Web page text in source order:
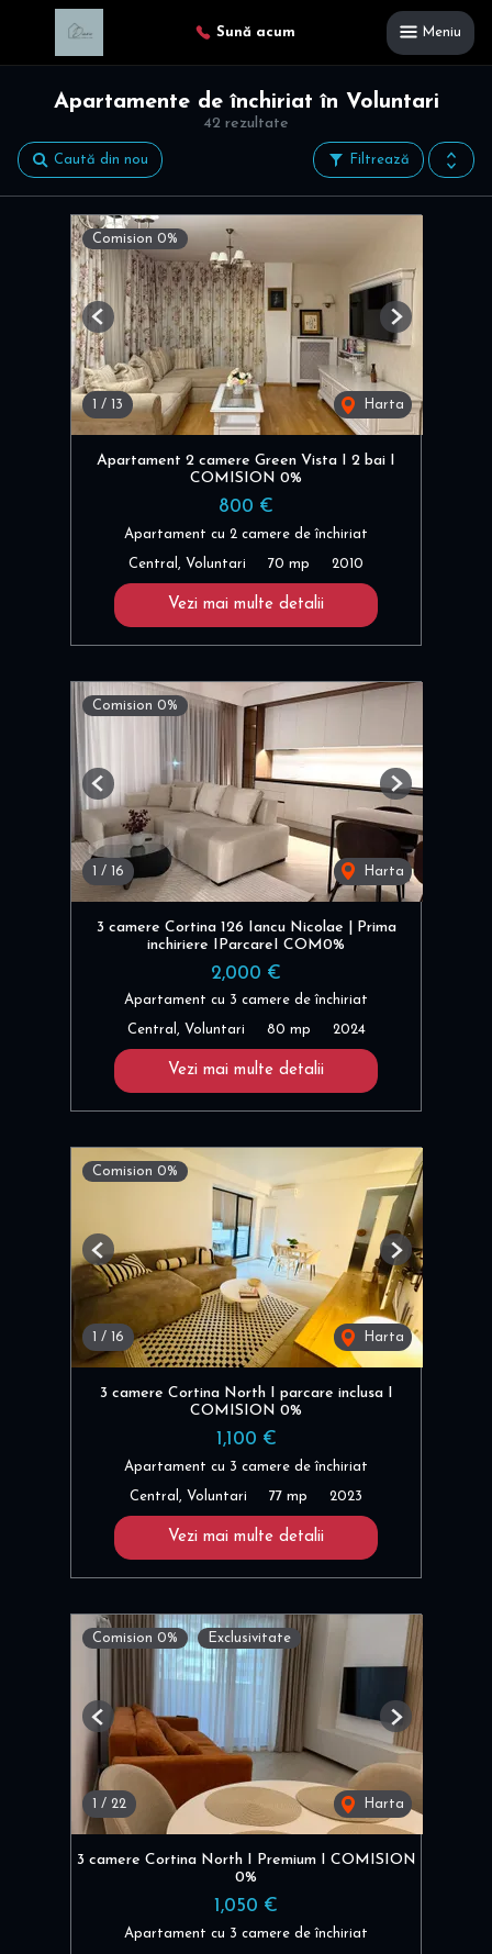
Sună acum Meniu
42 rezultate
Apartamente de închiriat în Voluntari
Filtrează
Caută din nou
Comision 0%
1 / 13 Harta
Previous Next
Apartament 2 camere Green Vista I 2 bai I
COMISION 0%
800 €
Apartament cu 2 camere de închiriat
Central, Voluntari 70 mp 2010
Vezi mai multe detalii
Comision 0%
1 / 16 Harta
Previous Next
3 camere Cortina 126 Iancu Nicolae | Prima
inchiriere IParcareI COM0%
2,000 €
Apartament cu 3 camere de închiriat
Central, Voluntari 80 mp 2024
Vezi mai multe detalii
Comision 0%
/ 16 Harta
Previous Next
3 camere Cortina North I parcare inclusa I
COMISION 0%
1,100 €
Apartament cu 3 camere de închiriat
Central, Voluntari 77 mp 2023
Vezi mai multe detalii
Comision 0% Exclusivitate
/ 22 Harta
Previous Next
3 camere Cortina North I Premium I COMISION
0%
1,050 €
Apartament cu 3 camere de închiriat